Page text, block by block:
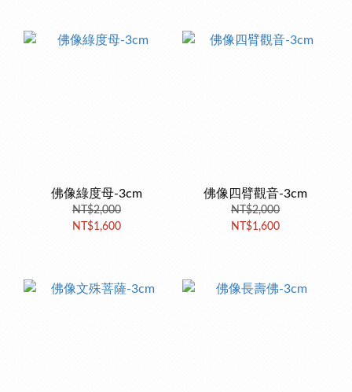
佛像綠度母-3cm
NT$2,000
NT$1,600
佛像四臂觀音-3cm
NT$2,000
NT$1,600